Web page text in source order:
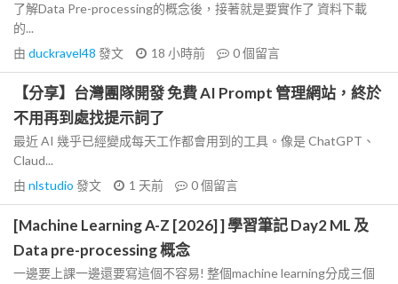
了解Data Pre-processing的概念後，接著就是要實作了 資料下載
的...
由 duckravel48 發文 18 小時前 0個留言
【分享】台灣團隊開發 免費 AI Prompt 管理網站，終於
不用再到處找提示詞了
最近 AI 幾乎已經變成每天工作都會用到的工具。像是 ChatGPT、
Claud...
由 nlstudio 發文 1 天前 0個留言
[Machine Learning A-Z [2026] ] 學習筆記 Day2 ML 及
Data pre-processing 概念
一邊要上課一邊還要寫這個不容易! 整個machine learning分成三個